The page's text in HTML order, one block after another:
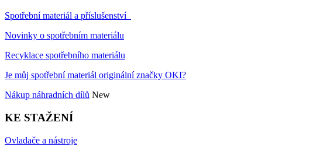
Spotřební materiál a příslušenství
Novinky o spotřebním materiálu
Recyklace spotřebního materiálu
Je můj spotřební materiál originální značky OKI?
Nákup náhradních dílů New
KE STAŽENÍ
Ovladače a nástroje